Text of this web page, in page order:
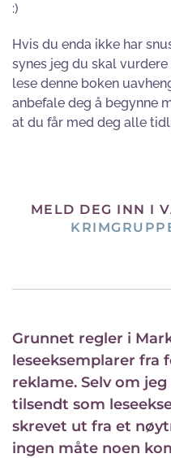
:)
Hvis du enda ikke har
synes jeg du skal
lese denne boken
anbefale deg å begynne
at du får med deg alle
MELD DEG INN I
Grunnet regler i
leseeksemplarer fra
reklame. Selv om
tilsendt som
skrevet ut fra et
ingen måte noen